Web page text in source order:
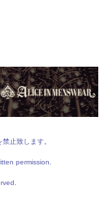
止致します。
permission.